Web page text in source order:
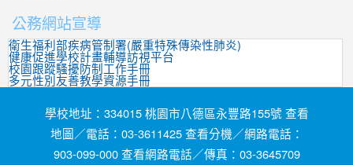
公務網站宣導
衛生福利部疾病管制署(嚴重特殊傳染性肺炎)
健康促進學校計畫輔導訪視平台
校園跟蹤騷擾防制工作手冊
多元性別友善教學資源手冊
學校地址：334015 桃園市八德區永豐路155號 查看
地圖／電話：03-3611425 查看分機／網路電話：
903-099-000 查看網路電話／傳真：03-3645709